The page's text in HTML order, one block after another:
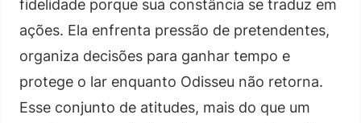
fidelidade porque sua constância se traduz em
ações. Ela enfrenta pressão de pretendentes,
organiza decisões para ganhar tempo e
protege o lar enquanto Odisseu não retorna.
Esse conjunto de atitudes, mais do que um